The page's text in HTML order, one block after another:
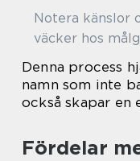
Notera känslor
väcker hos
Denna process
namn som inte
också skapar
Fördelar